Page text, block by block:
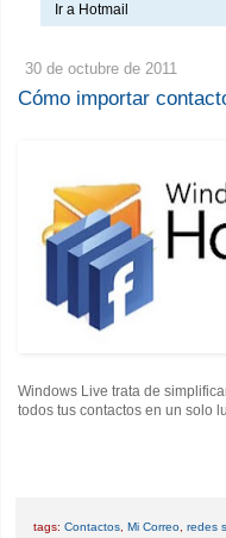
Ir a Hotmail
30 de octubre de 2011
Cómo importar
Windows Live trata de
todos tus contactos en un solo
tags: Contactos Mi Correo redes